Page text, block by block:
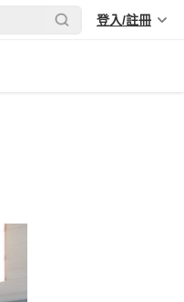
登入/註冊